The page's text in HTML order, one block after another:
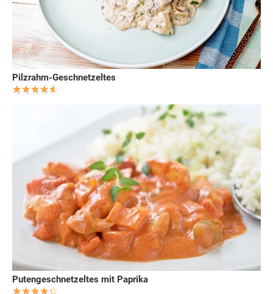
Pilzrahm-Geschnetzeltes
Putengeschnetzeltes mit Paprika